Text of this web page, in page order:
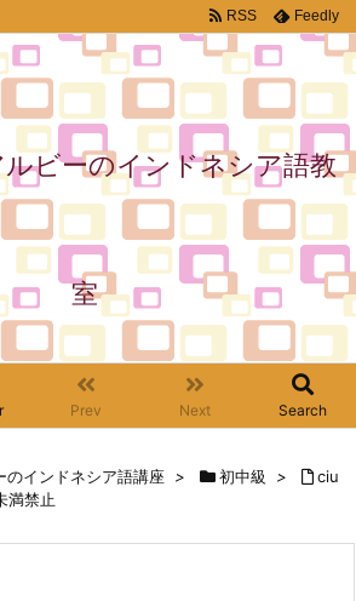
ルビーのインドネシア語教
室
Prev Next Search
RSS Feedly
のインドネシア語講座 > 初中級 >
ciu
満禁止